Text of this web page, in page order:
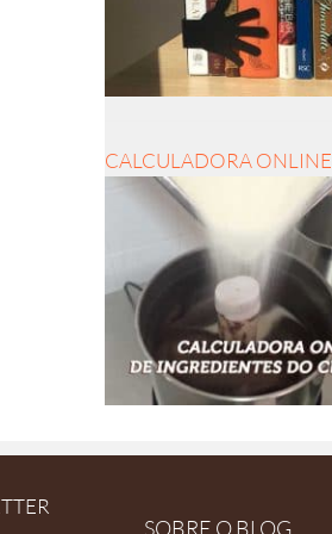
CALCULADORA ONLINE
SOBRE O BLOG